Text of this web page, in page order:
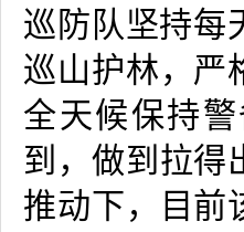
巡防队坚持每
巡山护林，严
全天候保持
到，做到拉得
推动下，目前